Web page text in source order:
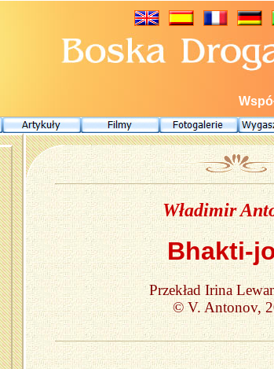
Władimir
Bhakti-
Przekład Irina
© V. Antonov,